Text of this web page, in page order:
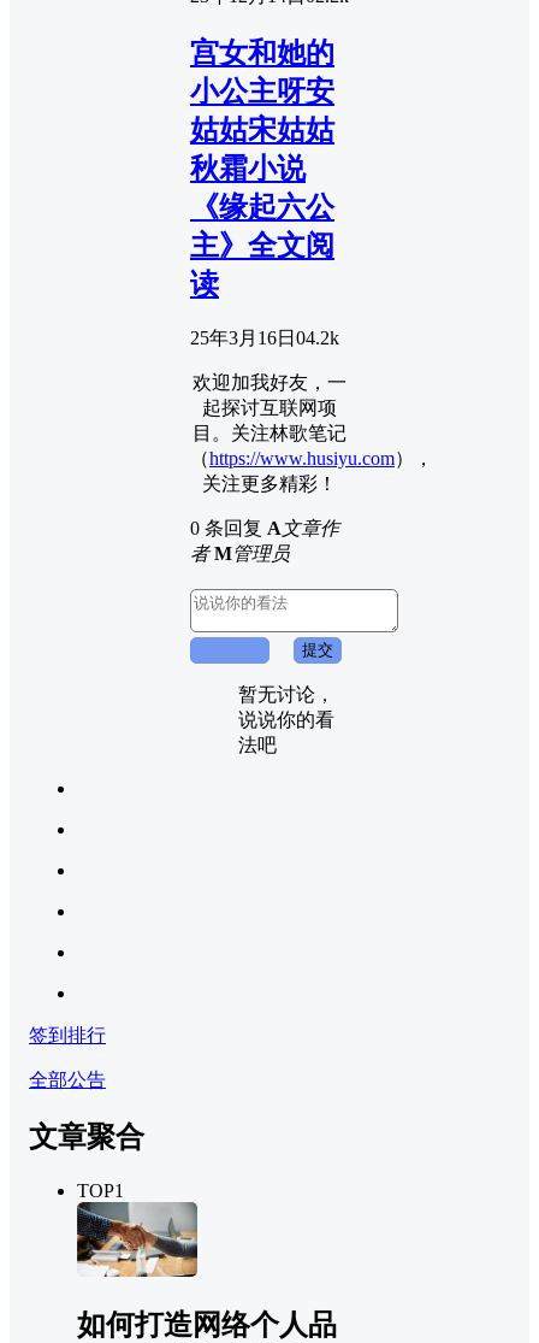
宫女和她的
小公主呀安
姑姑宋姑姑
秋霜小说
《缘起六公
主》全文阅
读
25年3月16日 04.2k
欢迎加我好友，一
起探讨互联网项
目。关注林歌笔记
（https://www.husiyu.com），
关注更多精彩！
0 条回复 A文章作
者 M管理员
提交
暂无讨论，
说说你的看
法吧
签到排行
全部公告
文章聚合
TOP1
如何打造网络个人品